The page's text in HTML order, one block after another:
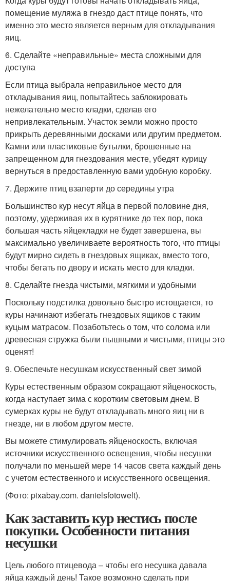
помещение муляжа в гнездо даст птице понять, что
именно это место является верным для откладывания
яиц.
6. Сделайте «неправильные» места сложными для
доступа
Если птица выбрала неправильное место для
откладывания яиц, попытайтесь заблокировать
нежелательно место кладки, сделав его
непривлекательным. Участок земли можно просто
прикрыть деревянными досками или другим предметом.
Камни или пластиковые бутылки, брошенные на
запрещенном для гнездования месте, убедят курицу
вернуться в предоставленную вами удобную коробку.
7. Держите птиц взаперти до середины утра
Большинство кур несут яйца в первой половине дня,
поэтому, удерживая их в курятнике до тех пор, пока
большая часть яйцекладки не будет завершена, вы
максимально увеличиваете вероятность того, что птицы
будут мирно сидеть в гнездовых ящиках, вместо того,
чтобы бегать по двору и искать место для кладки.
8. Сделайте гнезда чистыми, мягкими и удобными
Поскольку подстилка довольно быстро истощается, то
куры начинают избегать гнездовых ящиков с таким
куцым матрасом. Позаботьтесь о том, что солома или
древесная стружка были пышными и чистыми, птицы это
оценят!
9. Обеспечьте несушкам искусственный свет зимой
Куры естественным образом сокращают яйценоскость,
когда наступает зима с коротким световым днем. В
сумерках куры не будут откладывать много яиц ни в
гнезде, ни в любом другом месте.
Вы можете стимулировать яйценоскость, включая
источники искусственного освещения, чтобы несушки
получали по меньшей мере 14 часов света каждый день
с учетом естественного и искусственного освещения.
(Фото: pixabay.com. danielsfotowelt).
Как заставить кур нестись после
покупки. Особенности питания
несушки
Цель любого птицевода – чтобы его несушка давала
яйца каждый день! Такое возможно сделать при